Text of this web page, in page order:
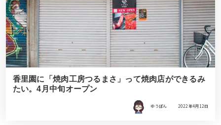
香里園に「焼肉工房つるまさ」って焼肉店ができるみ
たい。4月中旬オープン
ゆうぽん 2022年4月12日